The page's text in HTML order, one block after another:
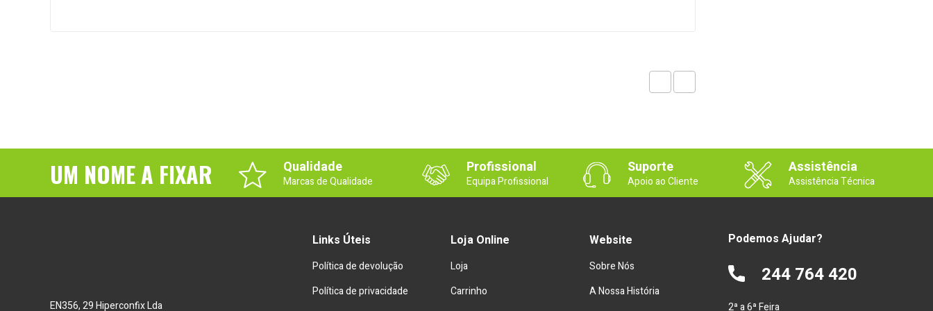
UM NOME A FIXAR Qualidade
Marcas de Qualidade
Profissional
Equipa Profissional
Suporte
Apoio ao Cliente
Assistência
Assistência Técnica
EN356, 29 Hiperconfix Lda
Links Úteis
Política de devolução
Política de privacidade
Loja Online
Loja
Carrinho
Website
Sobre Nós
A Nossa História
Podemos Ajudar?
244 764 420
2ª a 6ª Feira